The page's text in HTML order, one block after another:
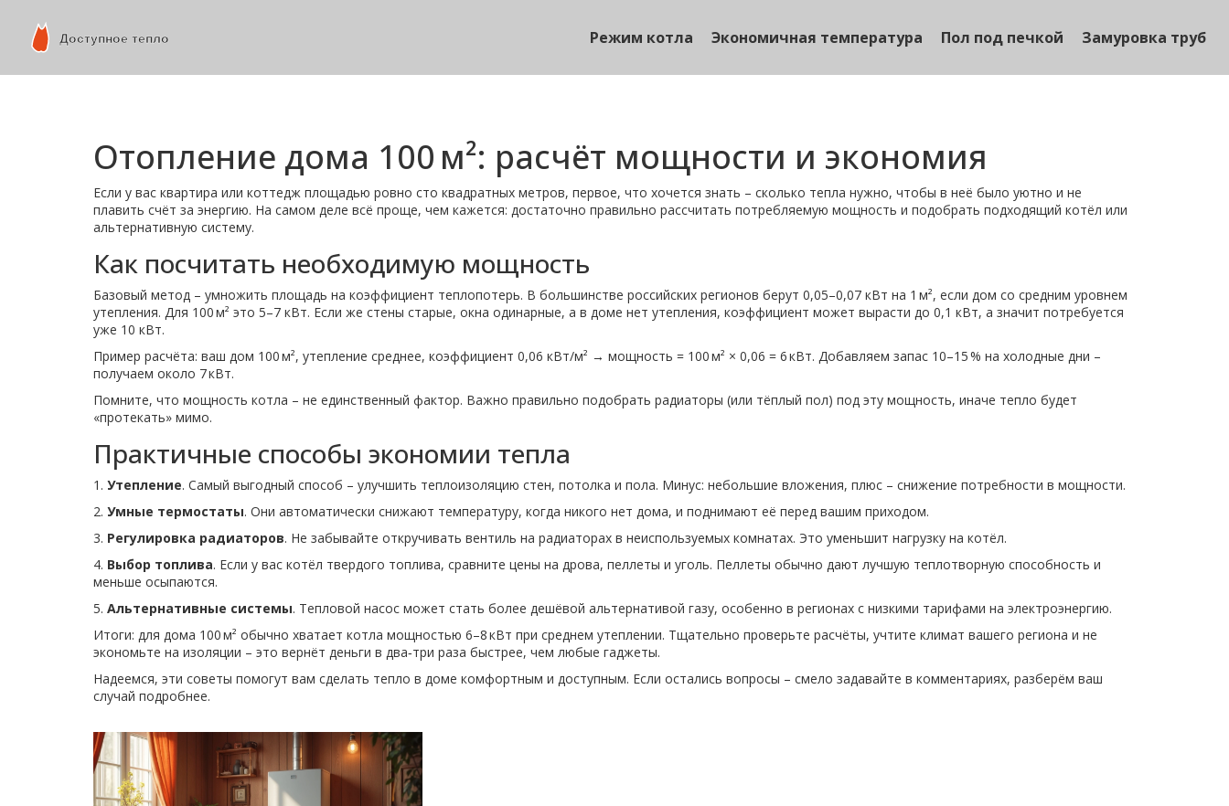
Режим котла Экономичная температура Пол под печкой Замуровка труб
Отопление дома 100 м²: расчёт мощности и экономия
Если у вас квартира или коттедж площадью ровно сто квадратных метров, первое, что хочется знать – сколько тепла нужно, чтобы в неё было уютно и не
плавить счёт за энергию. На самом деле всё проще, чем кажется: достаточно правильно рассчитать потребляемую мощность и подобрать подходящий котёл или
альтернативную систему.
Как посчитать необходимую мощность
Базовый метод – умножить площадь на коэффициент теплопотерь. В большинстве российских регионов берут 0,05–0,07 кВт на 1 м², если дом со средним уровнем
утепления. Для 100 м² это 5–7 кВт. Если же стены старые, окна одинарные, а в доме нет утепления, коэффициент может вырасти до 0,1 кВт, а значит потребуется
уже 10 кВт.
Пример расчёта: ваш дом 100 м², утепление среднее, коэффициент 0,06 кВт/м² → мощность = 100 м² × 0,06 = 6 кВт. Добавляем запас 10–15 % на холодные дни –
получаем около 7 кВт.
Помните, что мощность котла – не единственный фактор. Важно правильно подобрать радиаторы (или тёплый пол) под эту мощность, иначе тепло будет
«протекать» мимо.
Практичные способы экономии тепла
1. Утепление. Самый выгодный способ – улучшить теплоизоляцию стен, потолка и пола. Минус: небольшие вложения, плюс – снижение потребности в мощности.
2. Умные термостаты. Они автоматически снижают температуру, когда никого нет дома, и поднимают её перед вашим приходом.
3. Регулировка радиаторов. Не забывайте откручивать вентиль на радиаторах в неиспользуемых комнатах. Это уменьшит нагрузку на котёл.
4. Выбор топлива. Если у вас котёл твердого топлива, сравните цены на дрова, пеллеты и уголь. Пеллеты обычно дают лучшую теплотворную способность и
меньше осыпаются.
5. Альтернативные системы. Тепловой насос может стать более дешёвой альтернативой газу, особенно в регионах с низкими тарифами на электроэнергию.
Итоги: для дома 100 м² обычно хватает котла мощностью 6–8 кВт при среднем утеплении. Тщательно проверьте расчёты, учтите климат вашего региона и не
экономьте на изоляции – это вернёт деньги в два‑три раза быстрее, чем любые гаджеты.
Надеемся, эти советы помогут вам сделать тепло в доме комфортным и доступным. Если остались вопросы – смело задавайте в комментариях, разберём ваш
случай подробнее.